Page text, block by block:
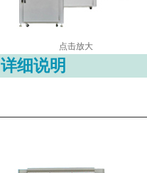
点击放大
详细说明